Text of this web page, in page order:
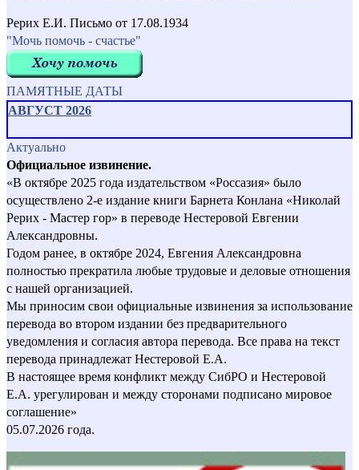
Рерих Е.И. Письмо от 17.08.1934
"Мочь помочь - счастье"
ПАМЯТНЫЕ ДАТЫ
АВГУСТ 2026
Актуально
Официальное извинение.
«В октябре 2025 года издательством «Россазия» было
осуществлено 2-е издание книги Барнета Конлана «Николай
Рерих - Мастер гор» в переводе Нестеровой Евгении
Александровны.
Годом ранее, в октябре 2024, Евгения Александровна
полностью прекратила любые трудовые и деловые отношения
с нашей организацией.
Мы приносим свои официальные извинения за использование
перевода во втором издании без предварительного
уведомления и согласия автора перевода. Все права на текст
перевода принадлежат Нестеровой Е.А.
В настоящее время конфликт между СибРО и Нестеровой
Е.А. урегулирован и между сторонами подписано мировое
соглашение»
05.07.2026 года.